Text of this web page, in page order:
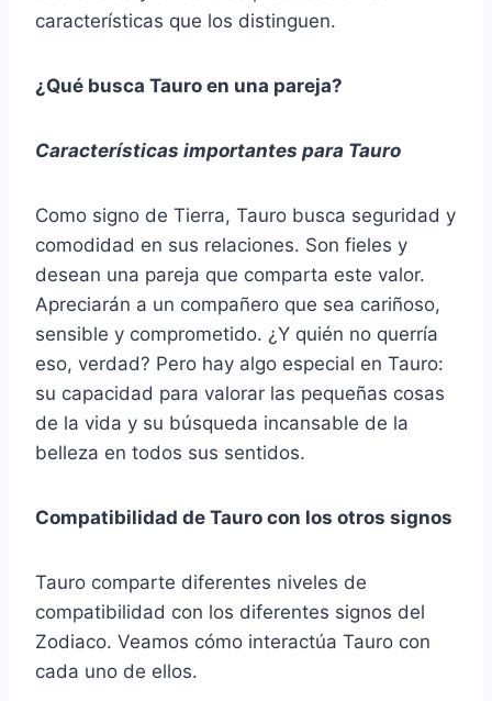
características que los distinguen.
¿Qué busca Tauro en una pareja?
Características importantes para Tauro
Como signo de Tierra, Tauro busca seguridad y
comodidad en sus relaciones. Son fieles y
desean una pareja que comparta este valor.
Apreciarán a un compañero que sea cariñoso,
sensible y comprometido. ¿Y quién no querría
eso, verdad? Pero hay algo especial en Tauro:
su capacidad para valorar las pequeñas cosas
de la vida y su búsqueda incansable de la
belleza en todos sus sentidos.
Compatibilidad de Tauro con los otros signos
Tauro comparte diferentes niveles de
compatibilidad con los diferentes signos del
Zodiaco. Veamos cómo interactúa Tauro con
cada uno de ellos.